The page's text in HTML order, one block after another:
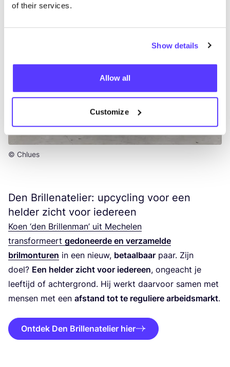
of their services.
Show details
Allow all
Customize
© Chlues
Den Brillenatelier: upcycling voor een
helder zicht voor iedereen
Koen ‘den Bril­len­man’ uit Meche­len
trans­for­meert gedo­neer­de en ver­za­mel­de
bril­mon­tu­ren in een nieuw, betaal­baar paar. Zijn
doel? Een hel­der zicht voor ieder­een, onge­acht je
leef­tijd of ach­ter­grond. Hij werkt daar­voor samen met
men­sen met een afstand tot te regu­lie­re arbeids­markt.
Ontdek Den Brillenatelier hier